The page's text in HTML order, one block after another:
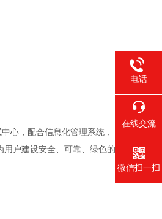
心，配合信息化管理系统，
户建设安全、可靠、绿色的
电话
在线交流
微信扫一扫